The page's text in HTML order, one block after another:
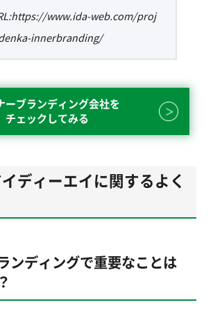
www.ida-web.com/proj
innerbranding/
ーブランディング会社を
チェックしてみる
ディーエイに関するよく
ンディングで重要なことは